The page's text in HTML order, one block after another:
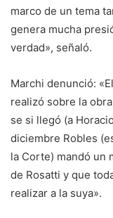
marco de un tema
genera mucha
verdad», señaló.
Marchi denunció:
realizó sobre la
se si llegó (a
diciembre Robles
la Corte) mandó un
de Rosatti y que
realizar a la suya».